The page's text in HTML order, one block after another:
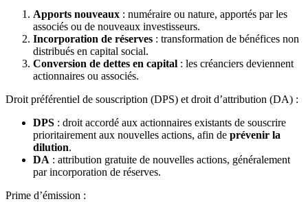
Apports nouveaux : numéraire ou nature, apportés par les
associés ou de nouveaux investisseurs.
Incorporation de réserves : transformation de bénéfices non
distribués en capital social.
Conversion de dettes en capital : les créanciers deviennent
actionnaires ou associés.
Droit préférentiel de souscription (DPS) et droit d’attribution (DA) :
DPS : droit accordé aux actionnaires existants de souscrire
prioritairement aux nouvelles actions, afin de prévenir la
dilution.
DA : attribution gratuite de nouvelles actions, généralement
par incorporation de réserves.
Prime d’émission :